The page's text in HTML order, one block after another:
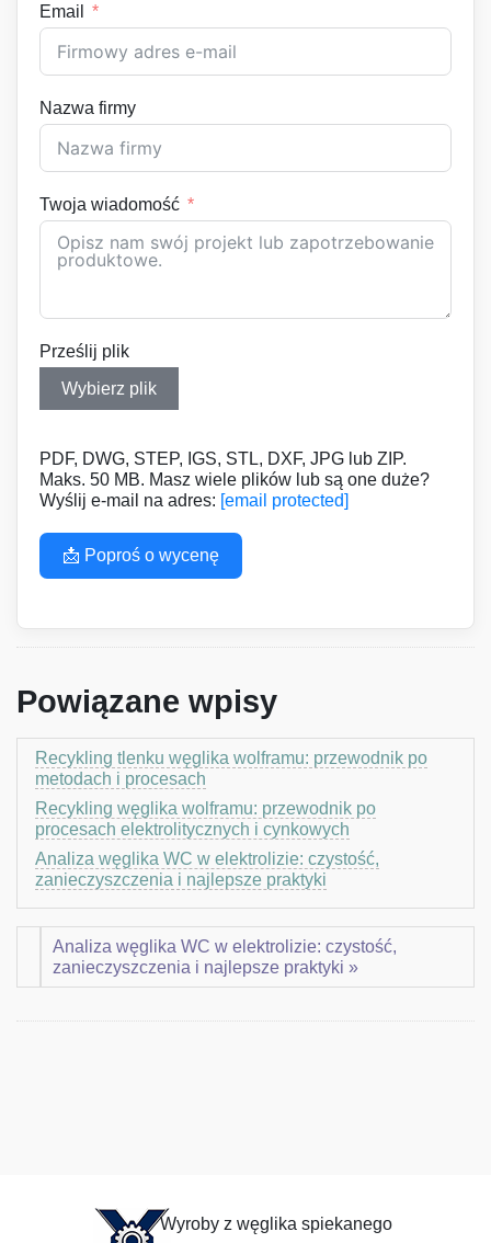
Email
Nazwa firmy
Twoja wiadomość
Prześlij plik
Wybierz plik
PDF, DWG, STEP, IGS, STL, DXF, JPG lub ZIP.
Maks. 50 MB. Masz wiele plików lub są one duże?
Wyślij e-mail na adres: [email protected]
📩 Poproś o wycenę
Powiązane wpisy
Recykling tlenku węglika wolframu: przewodnik po
metodach i procesach
Recykling węglika wolframu: przewodnik po
procesach elektrolitycznych i cynkowych
Analiza węglika WC w elektrolizie: czystość,
zanieczyszczenia i najlepsze praktyki
Analiza węglika WC w elektrolizie: czystość,
zanieczyszczenia i najlepsze praktyki »
Wyroby z węglika spiekanego